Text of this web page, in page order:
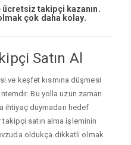
takipçi kazanın.
çok daha kolay.
Satın Al
ve keşfet kısmına düşmesi
Bu yolla uzun zaman
ihtiyaç duymadan hedef
satın alma işleminin
oldukça dikkatli olmak